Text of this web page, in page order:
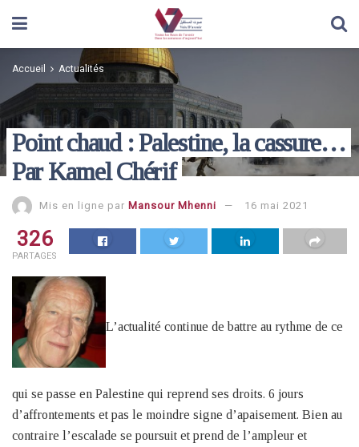
Accueil Actualités
Point chaud : Palestine, la cassure…
Par Kamel Chérif
Mis en ligne par Mansour Mhenni 16 mai 2021
326
PARTAGES
L’actualité continue de battre au rythme de ce
qui se passe en Palestine qui reprend ses droits. 6 jours
d’affrontements et pas le moindre signe d’apaisement. Bien au
contraire l’escalade se poursuit et prend de l’ampleur et